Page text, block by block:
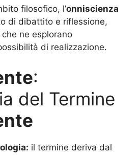
filosofico, l’onniscienza
di dibattito e riflessione,
ne esplorano
di realizzazione.
:
del Termine
il termine deriva dal